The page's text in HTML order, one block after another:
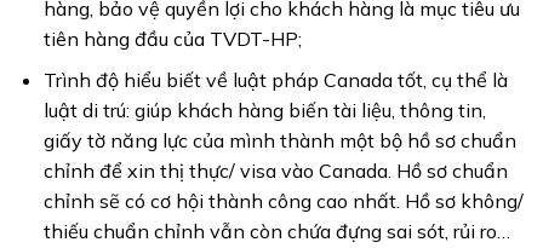
hàng, bảo vệ quyền lợi cho khách hàng là mục tiêu ưu
tiên hàng đầu của TVDT-HP;
Trình độ hiểu biết về luật pháp Canada tốt, cụ thể là
luật di trú: giúp khách hàng biến tài liệu, thông tin,
giấy tờ năng lực của mình thành một bộ hồ sơ chuẩn
chỉnh để xin thị thực/ visa vào Canada. Hồ sơ chuẩn
chỉnh sẽ có cơ hội thành công cao nhất. Hồ sơ không/
thiếu chuẩn chỉnh vẫn còn chứa đựng sai sót, rủi ro…